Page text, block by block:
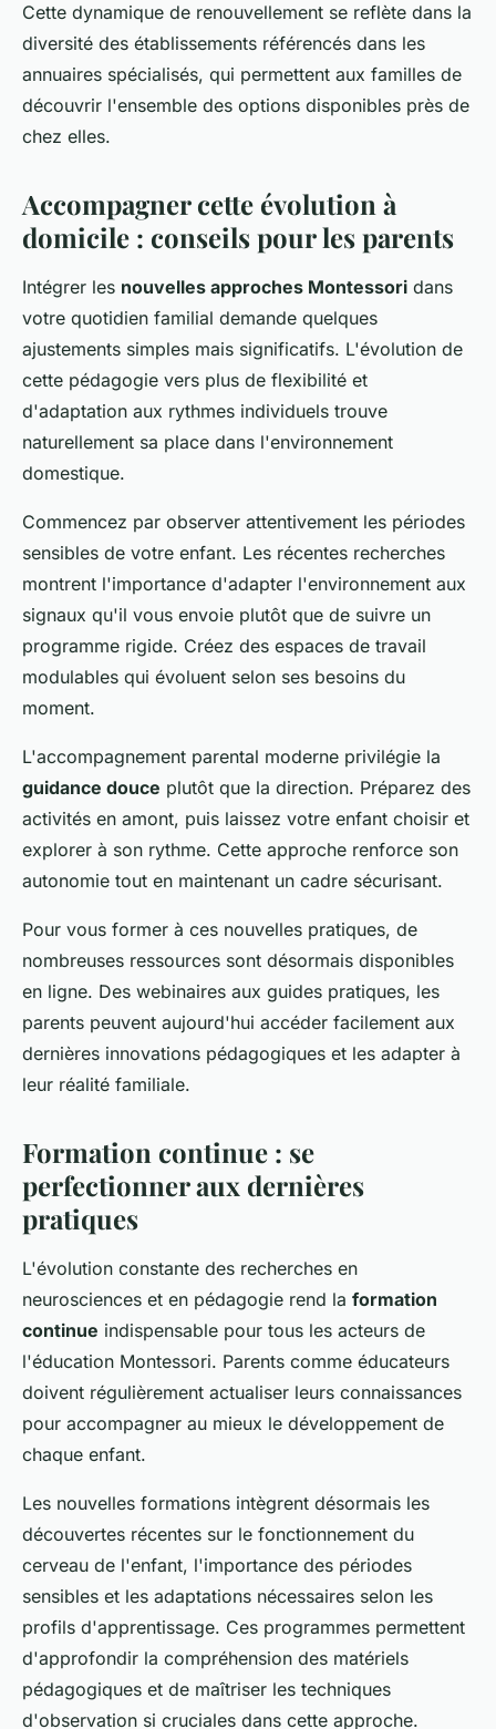
Cette dynamique de renouvellement se reflète dans la
diversité des établissements référencés dans les
annuaires spécialisés, qui permettent aux familles de
découvrir l'ensemble des options disponibles près de
chez elles.
Accompagner cette évolution à
domicile : conseils pour les parents
Intégrer les nouvelles approches Montessori dans
votre quotidien familial demande quelques
ajustements simples mais significatifs. L'évolution de
cette pédagogie vers plus de flexibilité et
d'adaptation aux rythmes individuels trouve
naturellement sa place dans l'environnement
domestique.
Commencez par observer attentivement les périodes
sensibles de votre enfant. Les récentes recherches
montrent l'importance d'adapter l'environnement aux
signaux qu'il vous envoie plutôt que de suivre un
programme rigide. Créez des espaces de travail
modulables qui évoluent selon ses besoins du
moment.
L'accompagnement parental moderne privilégie la
guidance douce plutôt que la direction. Préparez des
activités en amont, puis laissez votre enfant choisir et
explorer à son rythme. Cette approche renforce son
autonomie tout en maintenant un cadre sécurisant.
Pour vous former à ces nouvelles pratiques, de
nombreuses ressources sont désormais disponibles
en ligne. Des webinaires aux guides pratiques, les
parents peuvent aujourd'hui accéder facilement aux
dernières innovations pédagogiques et les adapter à
leur réalité familiale.
Formation continue : se
perfectionner aux dernières
pratiques
L'évolution constante des recherches en
neurosciences et en pédagogie rend la formation
continue indispensable pour tous les acteurs de
l'éducation Montessori. Parents comme éducateurs
doivent régulièrement actualiser leurs connaissances
pour accompagner au mieux le développement de
chaque enfant.
Les nouvelles formations intègrent désormais les
découvertes récentes sur le fonctionnement du
cerveau de l'enfant, l'importance des périodes
sensibles et les adaptations nécessaires selon les
profils d'apprentissage. Ces programmes permettent
d'approfondir la compréhension des matériels
pédagogiques et de maîtriser les techniques
d'observation si cruciales dans cette approche.